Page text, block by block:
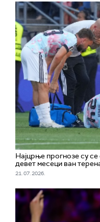
Најцрње прогнозе су
девет месеци ван
21. 07. 2026.